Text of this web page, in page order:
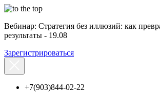
Вебинар: Стратегия без иллюзий: как
результаты - 19.08
Зарегистрироваться
+7(903)844-02-22